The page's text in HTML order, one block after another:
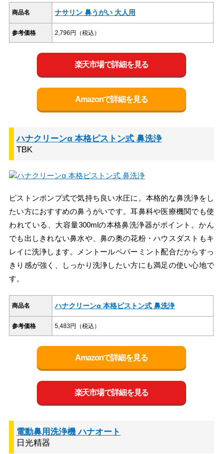
商品名 ナサリン 鼻うがい 大人用
参考価格 2,796円（税込）
楽天市場で詳細を見る
Amazonで詳細を見る
ハナクリーンα 本格ピストン式 鼻洗浄
TBK
ピストンポンプ式で気持ち良い水圧に。本格的な鼻洗浄をし
たい方におすすめの鼻うがいです。耳鼻科や医療機関でも使
われている、大容量300mlの本格鼻洗浄器がポイント。かん
でも出しきれない鼻水や、鼻の奥の花粉・ハウスダストもキ
レイに洗浄します。メントールペパーミント配合だからすっ
きり感が強く、しっかり洗浄したい方にも満足の使い心地で
す。
商品名 ハナクリーンα 本格ピストン式 鼻洗浄
参考価格 5,483円（税込）
Amazonで詳細を見る
楽天市場で詳細を見る
電動鼻用洗浄機 ハナオート
日光精器